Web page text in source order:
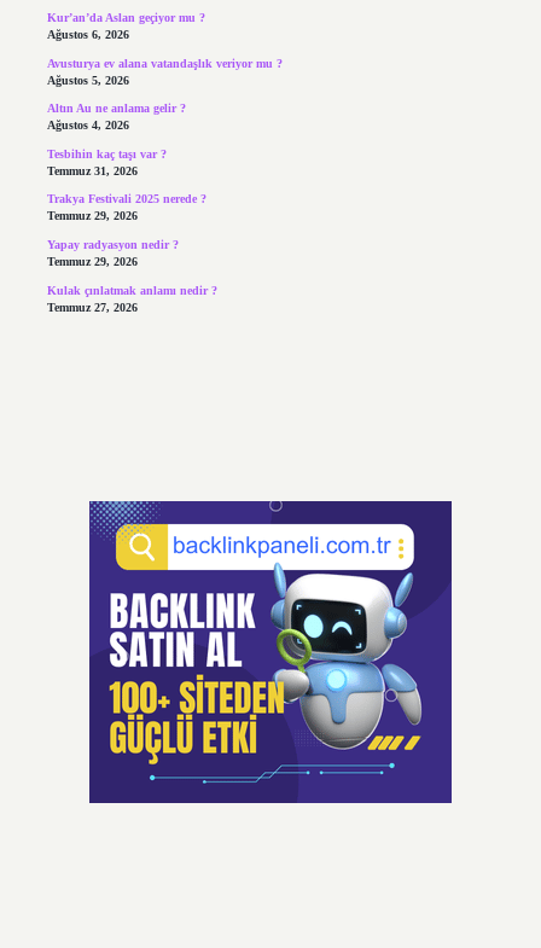
Kur’an’da Aslan geçiyor mu ?
Ağustos 6, 2026
Avusturya ev alana vatandaşlık veriyor mu ?
Ağustos 5, 2026
Altın Au ne anlama gelir ?
Ağustos 4, 2026
Tesbihin kaç taşı var ?
Temmuz 31, 2026
Trakya Festivali 2025 nerede ?
Temmuz 29, 2026
Yapay radyasyon nedir ?
Temmuz 29, 2026
Kulak çınlatmak anlamı nedir ?
Temmuz 27, 2026